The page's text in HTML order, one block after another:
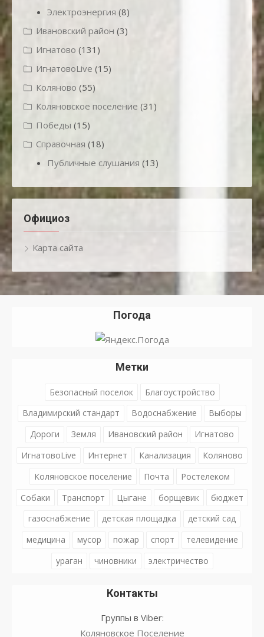
Электроэнергия (8)
Ивановский район (3)
Игнатово (131)
ИгнатовоLive (15)
Коляново (55)
Коляновское поселение (31)
Победы (15)
Справочная (18)
Публичные слушания (13)
Официоз
Карта сайта
Погода
Метки
Безопасный поселок
Благоустройство
Владимирский стандарт
Водоснабжение
Выборы
Дороги
Земля Ивановский район
Игнатово
ИгнатовоLive
Интернет Канализация
Коляново
Коляновское поселение
Почта
Ростелеком
Собаки
Транспорт Цыгане борщевик
бюджет
газоснабжение
детская площадка
детский сад
медицина
мусор пожар спорт
телевидение
ураган
чиновники электричество
Контакты
Группы в Viber:
Коляновское Поселение